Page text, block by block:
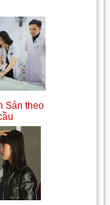
Sản theo